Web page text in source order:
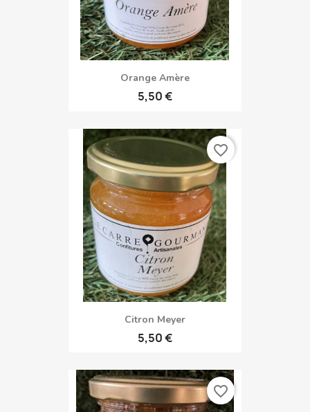
Orange Amère
5,50 €
Citron Meyer
5,50 €
favorite_border
favorite_border